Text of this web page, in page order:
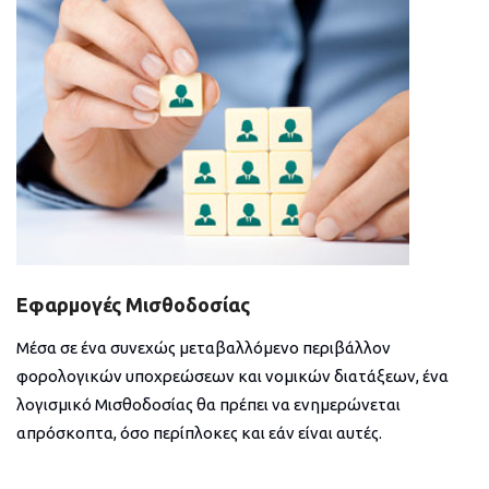
Εφαρμογές Μισθοδοσίας
Μέσα σε ένα συνεχώς μεταβαλλόμενο περιβάλλον
φορολογικών υποχρεώσεων και νομικών διατάξεων, ένα
λογισμικό Μισθοδοσίας θα πρέπει να ενημερώνεται
απρόσκοπτα, όσο περίπλοκες και εάν είναι αυτές.